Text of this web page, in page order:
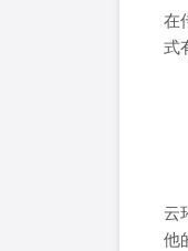
在
式
云
他